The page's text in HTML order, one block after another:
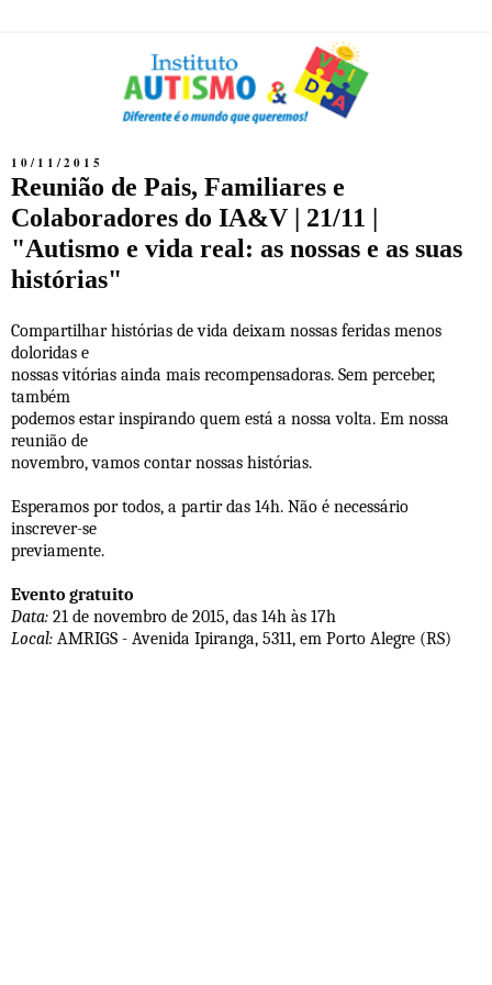
10/11/2015
Reunião de Pais, Familiares e
Colaboradores do IA&V | 21/11 |
"Autismo e vida real: as nossas e as suas
histórias"
Compartilhar histórias de vida deixam nossas feridas menos
doloridas e
nossas vitórias ainda mais recompensadoras. Sem perceber,
também
podemos estar inspirando quem está a nossa volta. Em nossa
reunião de
novembro, vamos contar nossas histórias.
Esperamos por todos, a partir das 14h. Não é necessário
inscrever-se
previamente.
Evento gratuito
Data: 21 de novembro de 2015, das 14h às 17h
Local: AMRIGS - Avenida Ipiranga, 5311, em Porto Alegre (RS)